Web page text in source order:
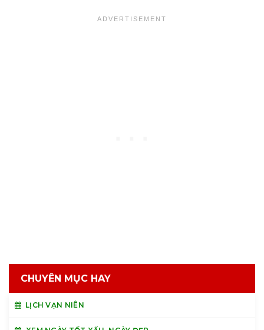
CHUYÊN MỤC HAY
LỊCH VẠN NIÊN